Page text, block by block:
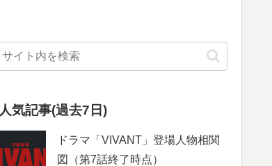
人気記事(過去7日)
ドラマ「VIVANT」登場人物相関
図（第7話終了時点）